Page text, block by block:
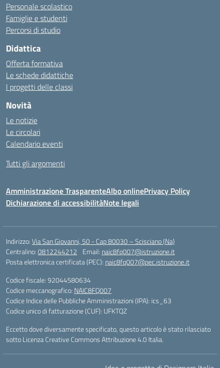
Personale scolastico
Famiglie e studenti
Percorsi di studio
Didattica
Offerta formativa
Le schede didattiche
I progetti delle classi
Novità
Le notizie
Le circolari
Calendario eventi
Tutti gli argomenti
Amministrazione TrasparenteAlbo onlinePrivacy Policy
Dichiarazione di accessibilitàNote legali
Indirizzo:Via San Giovanni, 50 - Cap 80030 – Scisciano (Na)
Centralino:0812244212 Email: naic8fq007@istruzione.it
Posta elettronica certificata (PEC): naic8fq007@pec.istruzione.it
Codice fiscale: 92044580634
Codice meccanografico: NAIC8FQ007
Codice Indice delle Pubbliche Amministrazioni (IPA): ics_63
Codice unico di fatturazione (CUF): UFKTQZ
Eccetto dove diversamente specificato, questo articolo è stato rilasciato
sotto Licenza Creative Commons Attribuzione 4.0 Italia.